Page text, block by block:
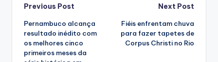
Post
navigation
Previous Post
Pernambuco alcança
resultado inédito com
os melhores cinco
primeiros meses da
Next Post
Fiéis enfrentam chuva
para fazer tapetes de
Corpus Christi no Rio